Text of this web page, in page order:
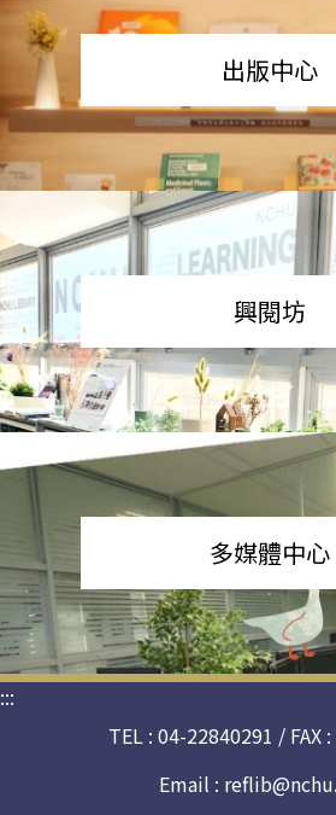
出版中心
興閱坊
多媒體中心
:::
TEL : 04-22840291 / FAX
Email :